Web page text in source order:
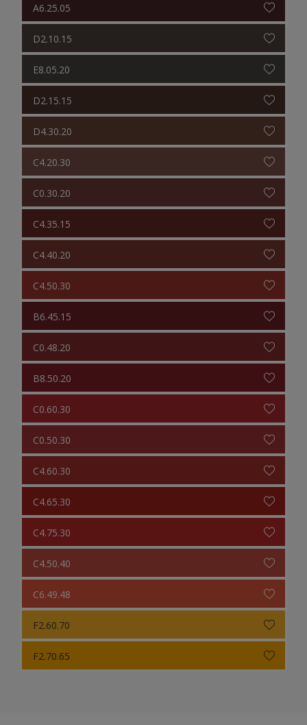
A6.25.05
D2.10.15
E8.05.20
D2.15.15
D4.30.20
C4.20.30
C0.30.20
C4.35.15
C4.40.20
C4.50.30
B6.45.15
C0.48.20
B8.50.20
C0.60.30
C0.50.30
C4.60.30
C4.65.30
C4.75.30
C4.50.40
C6.49.48
F2.60.70
F2.70.65